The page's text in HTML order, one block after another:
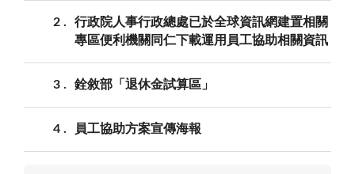
2
行政院人事行政總處已於全球資訊網建置相關
專區便利機關同仁下載運用員工協助相關資訊
3 銓敘部「退休金試算區」
4 員工協助方案宣傳海報